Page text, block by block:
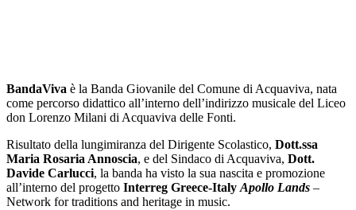
BandaViva è la Banda Giovanile del Comune di Acquaviva, nata
come percorso didattico all’interno dell’indirizzo musicale del Liceo
don Lorenzo Milani di Acquaviva delle Fonti.
Risultato della lungimiranza del Dirigente Scolastico, Dott.ssa
Maria Rosaria Annoscia, e del Sindaco di Acquaviva, Dott.
Davide Carlucci, la banda ha visto la sua nascita e promozione
all’interno del progetto Interreg Greece-Italy Apollo Lands –
Network for traditions and heritage in music.